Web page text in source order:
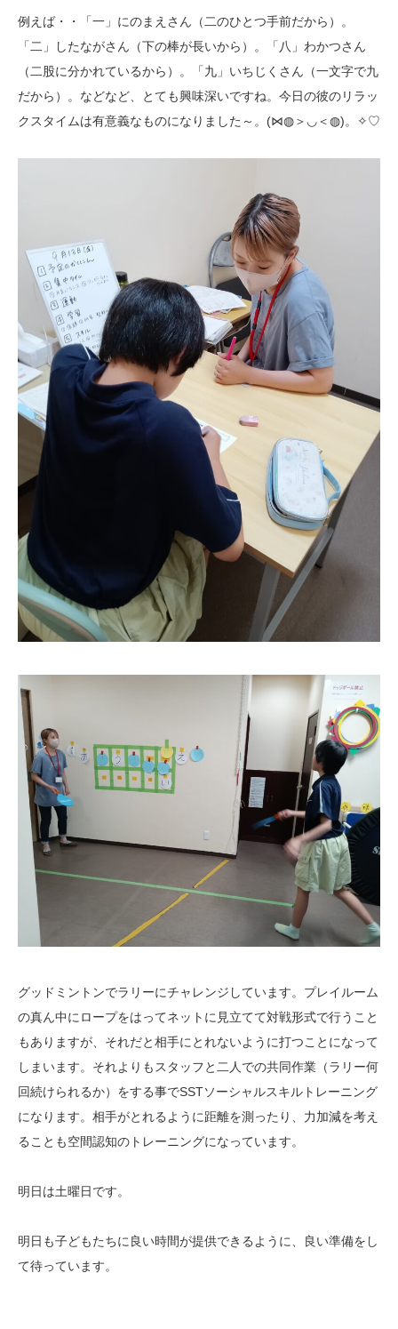
例えば・・「一」にのまえさん（二のひとつ手前だから）。
「二」したながさん（下の棒が長いから）。「八」わかつさん
（二股に分かれているから）。「九」いちじくさん（一文字で九
だから）。などなど、とても興味深いですね。今日の彼のリラッ
クスタイムは有意義なものになりました～。(⋈◍＞◡＜◍)。✧♡
グッドミントンでラリーにチャレンジしています。プレイルーム
の真ん中にロープをはってネットに見立てて対戦形式で行うこと
もありますが、それだと相手にとれないように打つことになって
しまいます。それよりもスタッフと二人での共同作業（ラリー何
回続けられるか）をする事でSSTソーシャルスキルトレーニング
になります。相手がとれるように距離を測ったり、力加減を考え
ることも空間認知のトレーニングになっています。
明日は土曜日です。
明日も子どもたちに良い時間が提供できるように、良い準備をし
て待っています。